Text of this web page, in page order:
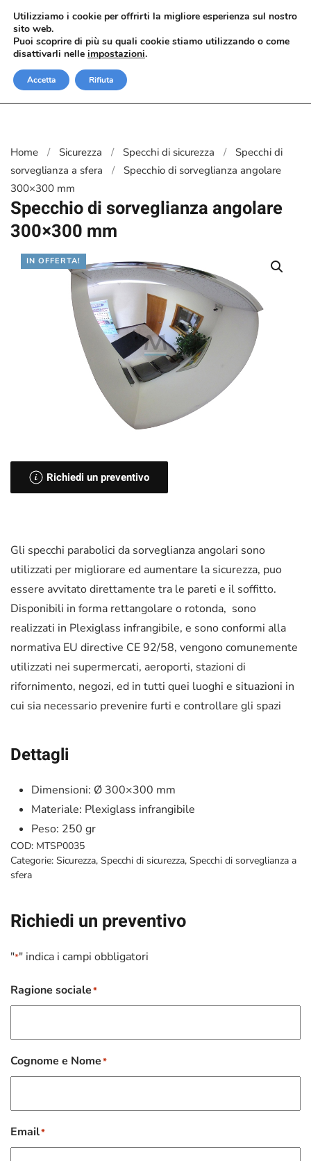
Passa al contenuto principale
Home Sicurezza Specchi di sicurezza
Specchi di
sorveglianza a sfera
Specchio di sorveglianza angolare
300×300 mm
Specchio di sorveglianza angolare
300×300 mm
IN OFFERTA!
Richiedi un preventivo
Gli specchi parabolici da sorveglianza angolari sono
utilizzati per migliorare ed aumentare la sicurezza, puo
essere avvitato direttamente tra le pareti e il soffitto.
Disponibili in forma rettangolare o rotonda, sono
realizzati in Plexiglass infrangibile, e sono conformi alla
normativa EU directive CE 92/58, vengono comunemente
utilizzati nei supermercati, aeroporti, stazioni di
rifornimento, negozi, ed in tutti quei luoghi e situazioni in
cui sia necessario prevenire furti e controllare gli spazi
Dettagli
Dimensioni: Ø 300×300 mm
Materiale: Plexiglass infrangibile
Peso: 250 gr
COD: MTSP0035
Categorie: Sicurezza, Specchi di sicurezza, Specchi di sorveglianza a
sfera
Richiedi un preventivo
"*" indica i campi obbligatori
Ragione sociale*
Cognome e Nome*
Email*
Utilizziamo i cookie per offrirti la migliore esperienza sul nostro
sito web.
Puoi scoprire di più su quali cookie stiamo utilizzando o come
disattivarli nelle impostazioni.
Accetta Rifiuta